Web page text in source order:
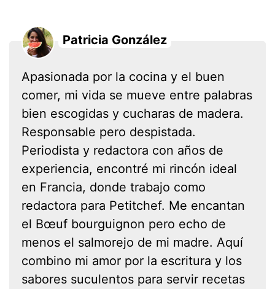
Patricia González
Apasionada por la cocina y el buen
comer, mi vida se mueve entre palabras
bien escogidas y cucharas de madera.
Responsable pero despistada.
Periodista y redactora con años de
experiencia, encontré mi rincón ideal
en Francia, donde trabajo como
redactora para Petitchef. Me encantan
el Bœuf bourguignon pero echo de
menos el salmorejo de mi madre. Aquí
combino mi amor por la escritura y los
sabores suculentos para servir recetas